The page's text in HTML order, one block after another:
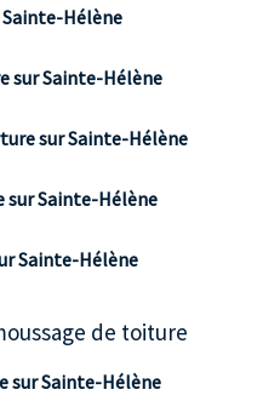
Hélène
sur Sainte-Hélène
sur Sainte-Hélène
Sainte-Hélène
Sainte-Hélène
de toiture
sur Sainte-Hélène